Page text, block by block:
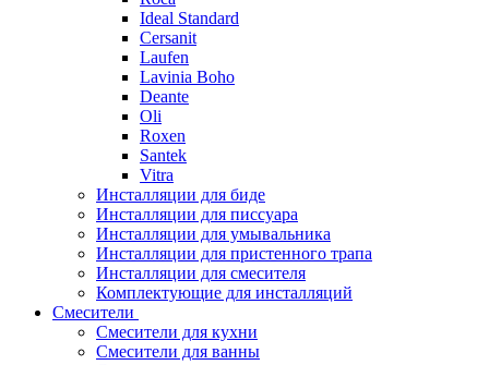
Ideal Standard
Cersanit
Laufen
Lavinia Boho
Deante
Oli
Roxen
Santek
Vitra
Инсталляции для биде
Инсталляции для писсуара
Инсталляции для умывальника
Инсталляции для пристенного трапа
Инсталляции для смесителя
Комплектующие для инсталляций
Смесители
Смесители для кухни
Смесители для ванны